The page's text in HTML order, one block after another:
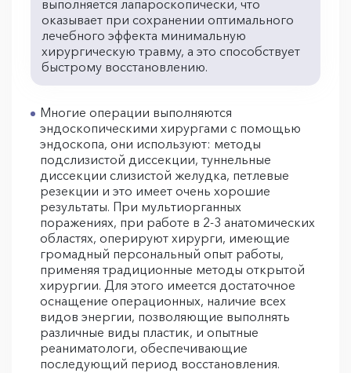
выполняется лапароскопически, что
оказывает при сохранении оптимального
лечебного эффекта минимальную
хирургическую травму, а это способствует
быстрому восстановлению.
Многие операции выполняются
эндоскопическими хирургами с помощью
эндоскопа, они используют: методы
подслизистой диссекции, туннельные
диссекции слизистой желудка, петлевые
резекции и это имеет очень хорошие
результаты. При мультиорганных
поражениях, при работе в 2-3 анатомических
областях, оперируют хирурги, имеющие
громадный персональный опыт работы,
применяя традиционные методы открытой
хирургии. Для этого имеется достаточное
оснащение операционных, наличие всех
видов энергии, позволяющие выполнять
различные виды пластик, и опытные
реаниматологи, обеспечивающие
последующий период восстановления.